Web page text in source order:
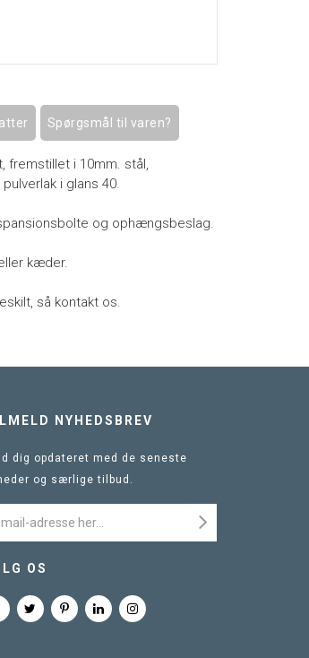
Spørgsmål til varen?
fremstillet i 10mm. stål,
i glans 40.
og ophængsbeslag.
kæder.
så kontakt os.
NYHEDSBREV
dig opdateret med de seneste
og særlige tilbud.
OS